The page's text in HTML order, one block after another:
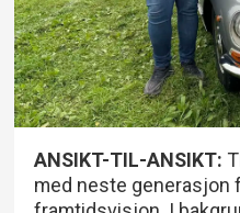
ANSIKT-TIL-ANSIKT:
med neste generasjon